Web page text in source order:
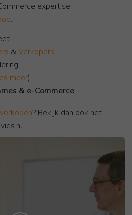
expertise!
.
&Verkopers
meer)
& e-Commerce
? Bekijk dan ook het